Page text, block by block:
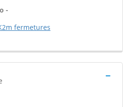
-
fermetures